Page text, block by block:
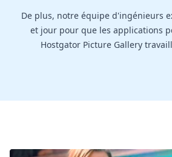
De plus, notre équipe d'ingénieurs
et jour pour que les applications
Hostgator Picture Gallery